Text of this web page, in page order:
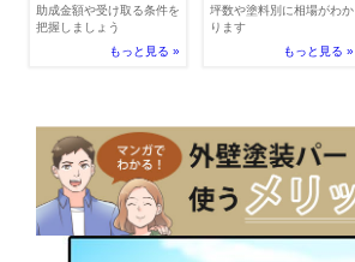
助成金額や受け取る条件を
把握しましょう
もっと見る »
坪数や塗料別に相場がわか
ります
もっと見る »